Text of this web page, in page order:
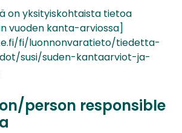
on yksityiskohtaista tietoa
vuoden kanta-arviossa]
fi/luonnonvaratieto/tiedetta-
susi/suden-kantaarviot-ja-
person responsible